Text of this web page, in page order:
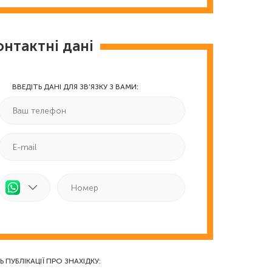
дані
ВВЕДІТЬ ДАНІ ДЛЯ ЗВ'ЯЗКУ З ВАМИ:
ПУБЛІКАЦІЇ ПРО ЗНАХІДКУ: